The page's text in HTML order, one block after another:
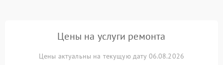
Цены на услуги ремонта
Цены актуальны на текущую дату 06.08.2026